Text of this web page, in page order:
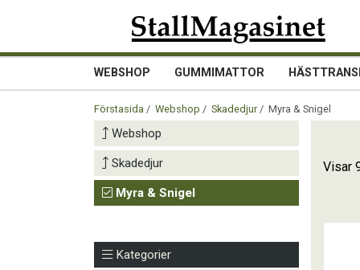
WEBSHOP GUMMIMATTOR
Förstasida / Webshop / Skadedjur/ Myra & Snigel
Webshop
Skadedjur
Myra & Snigel
Kategorier
Visar